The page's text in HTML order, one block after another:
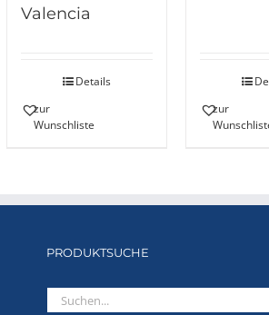
Valencia
Details
zur
Wunschliste
zur
PRODUKTSUCHE